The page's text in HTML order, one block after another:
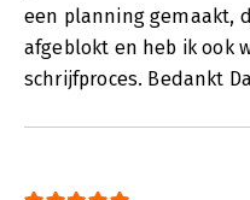
een planning gemaakt,
afgeblokt en heb ik ook
schrijfproces. Bedankt